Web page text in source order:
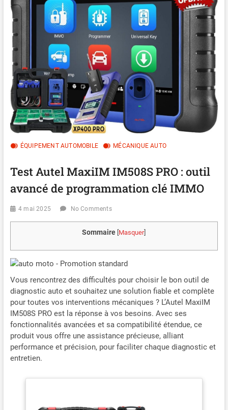
ÉQUIPEMENT AUTOMOBILE MÉCANIQUE AUTO
Test Autel MaxiIM IM508S PRO : outil
avancé de programmation clé IMMO
4 mai 2025 No Comments
Sommaire Masquer]
Vous rencontrez des difficultés pour choisir le bon outil de
diagnostic auto et souhaitez une solution fiable et complète
pour toutes vos interventions mécaniques ? L’Autel MaxiIM
IM508S PRO est la réponse à vos besoins. Avec ses
fonctionnalités avancées et sa compatibilité étendue, ce
produit vous offre une assistance précieuse, alliant
performance et précision, pour faciliter chaque diagnostic et
entretien.